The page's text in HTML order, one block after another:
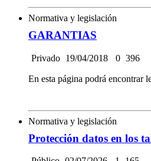
Normativa y legislación
GARANTIAS
Privado 19/04/2018 0 396
En esta página podrá encontrar
Normativa y legislación
Protección datos en los